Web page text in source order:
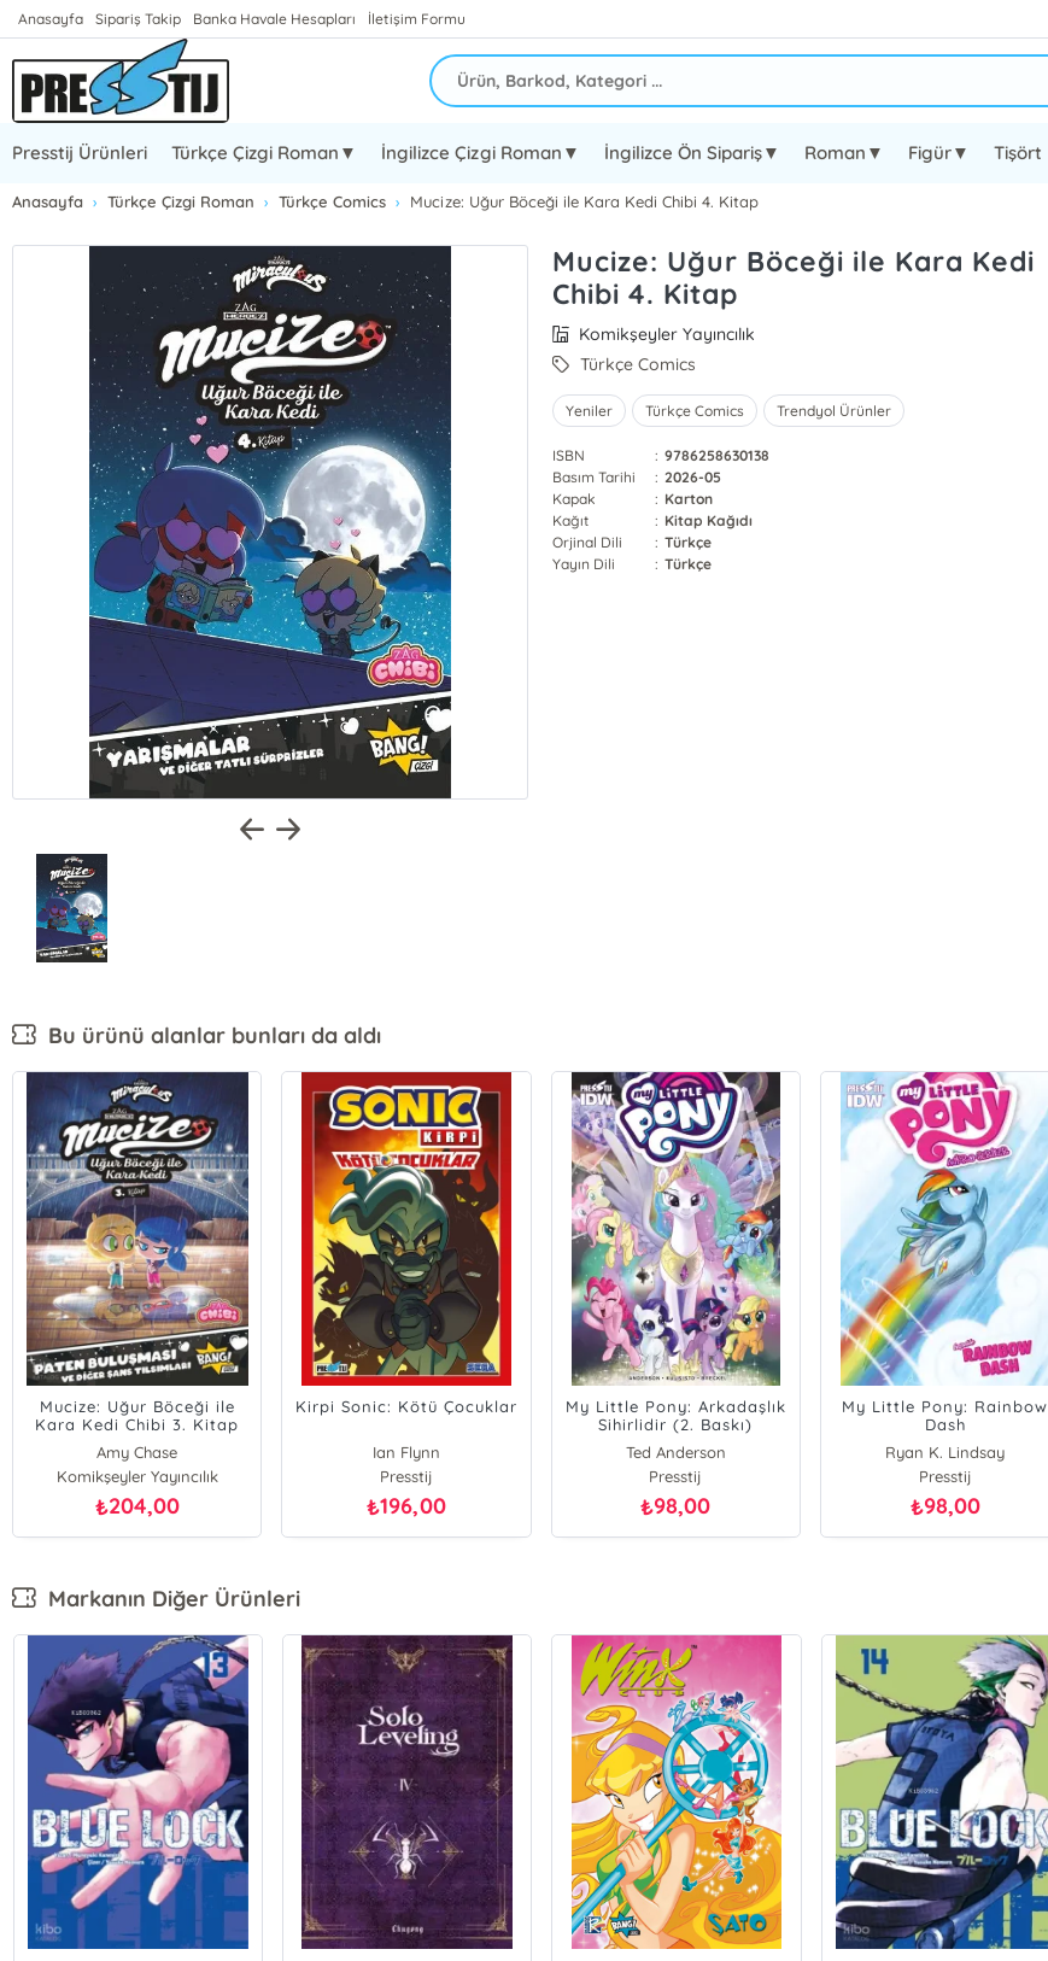
Anasayfa Sipariş Takip Banka Havale Hesapları İletişim Formu
Presstij Ürünleri Türkçe Çizgi Roman▼ İngilizce Çizgi Roman▼ İngilizce Ön Sipariş▼ Roman▼ Figür▼ Tişört
Anasayfa Türkçe Çizgi Roman Türkçe Comics Mucize: Uğur Böceği ile Kara Kedi Chibi 4. Kitap
Mucize: Uğur Böceği ile Kara Kedi
Chibi 4. Kitap
Komikşeyler Yayıncılık
Türkçe Comics
Yeniler Türkçe Comics Trendyol Ürünler
ISBN : 9786258630138
Basım Tarihi
: 2026-05
Kapak
: Karton
Kağıt
: Kitap Kağıdı
Orjinal Dili
: Türkçe
Yayın Dili
: Türkçe
Bu ürünü alanlar bunları da aldı
Mucize: Uğur Böceği ile
Kara Kedi Chibi 3. Kitap
Amy Chase
Josh Trujillo
Komikşeyler Yayıncılık
₺204,00
Kirpi Sonic: Kötü Çocuklar
Ian Flynn
Presstij
₺196,00
My Little Pony: Arkadaşlık
Sihirlidir (2. Baskı)
Ted Anderson
Presstij
₺98,00
My Little Pony: Rainbow
Dash
Ryan K. Lindsay
Presstij
₺98,00
Markanın Diğer Ürünleri